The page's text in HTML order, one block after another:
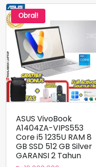
Obral!
ASUS VivoBook
A1404ZA-VIPS553
Core i5 1235U RAM 8
GB SSD 512 GB Silver
GARANSI 2 Tahun